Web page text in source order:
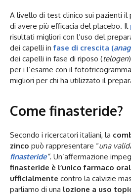
A livello di test clinico sui pazienti
di avere più efficacia del placebo. Il
risultati migliori con l’uso del
dei capelli infase di crescita (
dei capelli in fase di riposo (telogen
per i l’esame con il
migliori per chi ha utilizzato il
Come finasteride?
Secondo i ricercatori italiani, la
zinco può rappresentare “una
finasteride“. Un’affermazione
finasteride è l’unico farmaco
ufficialmente contro la calvizie
parliamo di una lozione a uso